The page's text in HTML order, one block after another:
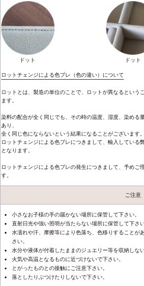
ドット ドット
ロットチェンジによる色ブレ（色の違い）について
ロットとは、製造の単位のことで、ロットが異なるという
ます。
染料の配合が全く同じでも、その時の温度、湿度、染める
あり、
全く同じ色にならないという結果になることがございます。
ロットチェンジによる色ブレにつきまして、輸入している
となります。
ロットチェンジによる色ブレの発生につきまして、予めご
す。
ご注意
小さなお子様の手の届かない場所に保管して下さい。
直射日光や強い照明が当たらない場所に保管して下さい
水濡れや汗、摩擦等により色落ち、色移りすることが
さい。
水分や液体が付着したままのジュエリー等を収納しな
火気や高温となるものに近づけないで下さい。
とがったものとの接触にご注意下さい。
落としたりぶつけたりしないで下さい。